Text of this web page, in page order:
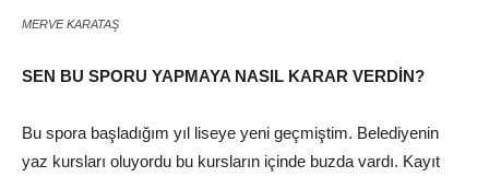
MERVE KARATAŞ
SEN BU SPORU YAPMAYA NASIL KARAR VERDİN?
Bu spora başladığım yıl liseye yeni geçmiştim. Belediyenin
yaz kursları oluyordu bu kursların içinde buzda vardı. Kayıt